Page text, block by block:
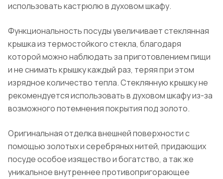
использовать кастрюлю в духовом шкафу.
Функциональность посуды увеличивает стеклянная
крышка из термостойкого стекла, благодаря
которой можно наблюдать за приготовлением пищи
и не снимать крышку каждый раз, теряя при этом
изрядное количество тепла. Стеклянную крышку не
рекомендуется использовать в духовом шкафу из-за
возможного потемнения покрытия под золото.
Оригинальная отделка внешней поверхности с
помощью золотых и серебряных нитей, придающих
посуде особое изящество и богатство, а так же
уникальное внутреннее противопригорающее